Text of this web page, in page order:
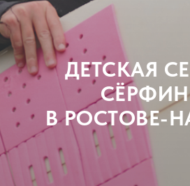
ДЕТСКАЯ
В РОСТОВЕ-